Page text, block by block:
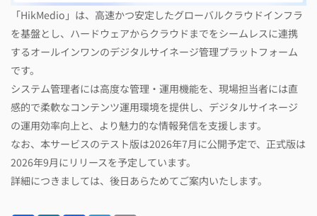
「HikMedio」は、高速かつ安定したグローバルクラウドインフラ
を基盤とし、ハードウェアからクラウドまでをシームレスに連携
するオールインワンのデジタルサイネージ管理プラットフォーム
です。
システム管理者には高度な管理・運用機能を、現場担当者には直
感的で柔軟なコンテンツ運用環境を提供し、デジタルサイネージ
の運用効率向上と、より魅力的な情報発信を支援します。
なお、本サービスのテスト版は2026年7月に公開予定で、正式版は
2026年9月にリリースを予定しています。
詳細につきましては、後日あらためてご案内いたします。